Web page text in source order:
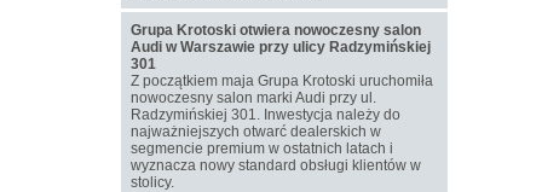
Grupa Krotoski otwiera nowoczesny salon
Audi w Warszawie przy ulicy Radzymińskiej
301
Z początkiem maja Grupa Krotoski uruchomiła
nowoczesny salon marki Audi przy ul.
Radzymińskiej 301. Inwestycja należy do
najważniejszych otwarć dealerskich w
segmencie premium w ostatnich latach i
wyznacza nowy standard obsługi klientów w
stolicy.